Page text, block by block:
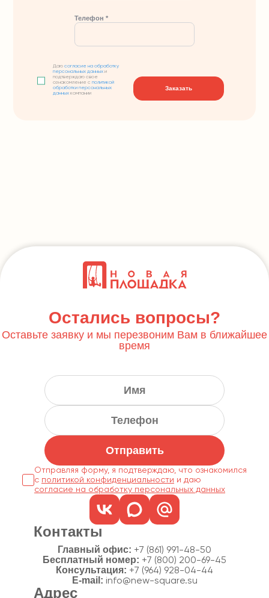
Телефон *
Даюсогласие на обработку
персональных данных и
подтверждаю свое
ознакомление сполитикой
обработки персональных
данных компании
Заказать
Остались вопросы?
Оставьте заявку и мы перезвоним Вам в ближайшее
время
Отправить
Отправляя форму, я подтверждаю, что ознакомился
с политикой конфиденциальности
согласие на обработку персональных данных
Контакты
Главный офис: +7 (861) 991-48-50
Бесплатный номер: +7 (800) 200-69-45
Консультация: +7 (964) 928-04-44
E-mail: info@new-square.su
Адрес